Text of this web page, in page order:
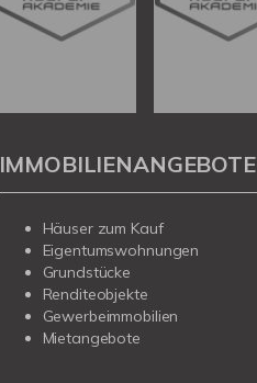
IMMOBILIENANGEBOTE
Häuser zum Kauf
Eigentumswohnungen
Grundstücke
Renditeobjekte
Gewerbeimmobilien
Mietangebote